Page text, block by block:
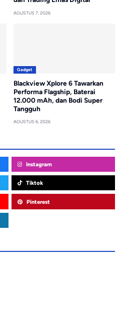
AGUSTUS 7, 2026
Gadget
Blackview Xplore 6 Tawarkan
Performa Flagship, Baterai
12.000 mAh, dan Bodi Super
Tangguh
AGUSTUS 6, 2026
Instagram
Tiktok
Pinterest